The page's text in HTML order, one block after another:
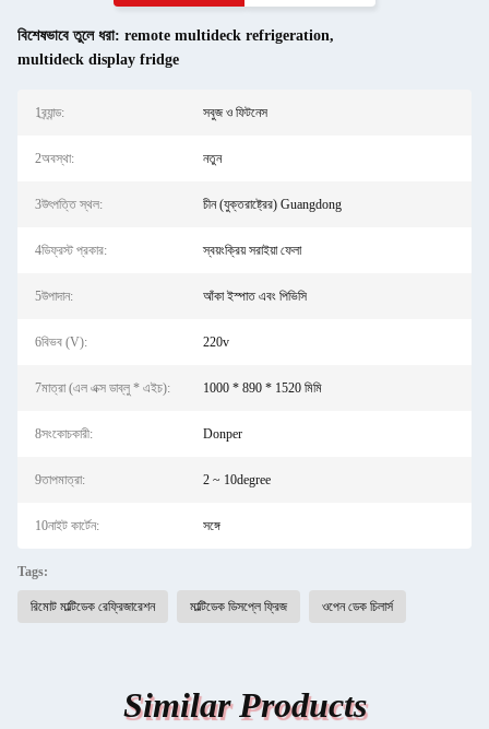
বিশেষভাবে তুলে ধরা: remote multideck refrigeration,
multideck display fridge
1ব্র্যান্ড: সবুজ ও ফিটনেস
2অবস্থা: নতুন
3উৎপত্তি স্থল: চীন (যুক্তরাষ্ট্রের) Guangdong
4ডিফ্রস্ট প্রকার: স্বয়ংক্রিয় সরাইয়া ফেলা
5উপাদান: আঁকা ইস্পাত এবং পিভিসি
6বিভব (V): 220v
7মাত্রা (এল এক্স ডাব্লু * এইচ): 1000 * 890 * 1520 মিমি
8সংকোচকারী: Donper
9তাপমাত্রা: 2 ~ 10degree
10নাইট কার্টেন: সঙ্গে
Tags:
রিমোট মাল্টিডেক রেফ্রিজারেশন মাল্টিডেক ডিসপ্লে ফ্রিজ ওপেন ডেক চিলার্স
Similar Products